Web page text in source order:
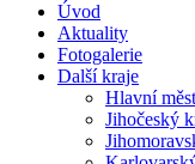
Úvod
Aktuality
Fotogalerie
Další kraje
Hlavní
Jihočeský